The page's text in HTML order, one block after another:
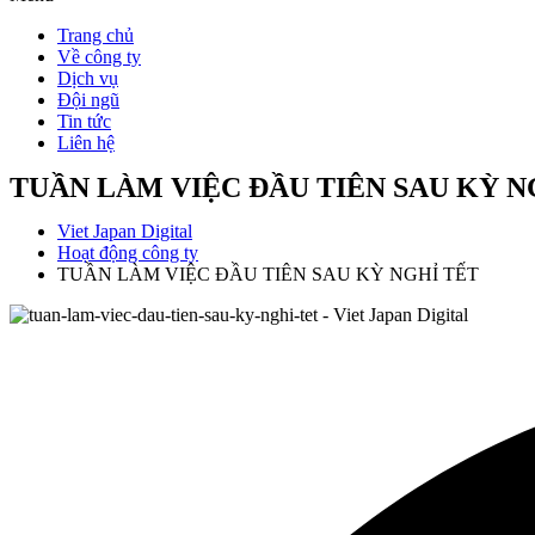
Trang chủ
Về công ty
Dịch vụ
Đội ngũ
Tin tức
Liên hệ
TUẦN LÀM VIỆC ĐẦU TIÊN SAU KỲ
Viet Japan Digital
Hoạt động công ty
TUẦN LÀM VIỆC ĐẦU TIÊN SAU KỲ NGHỈ TẾT